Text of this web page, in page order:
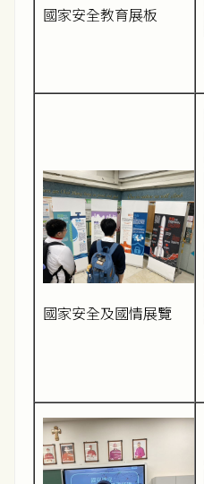
國家安全教育展板
國家安全及國情展覽